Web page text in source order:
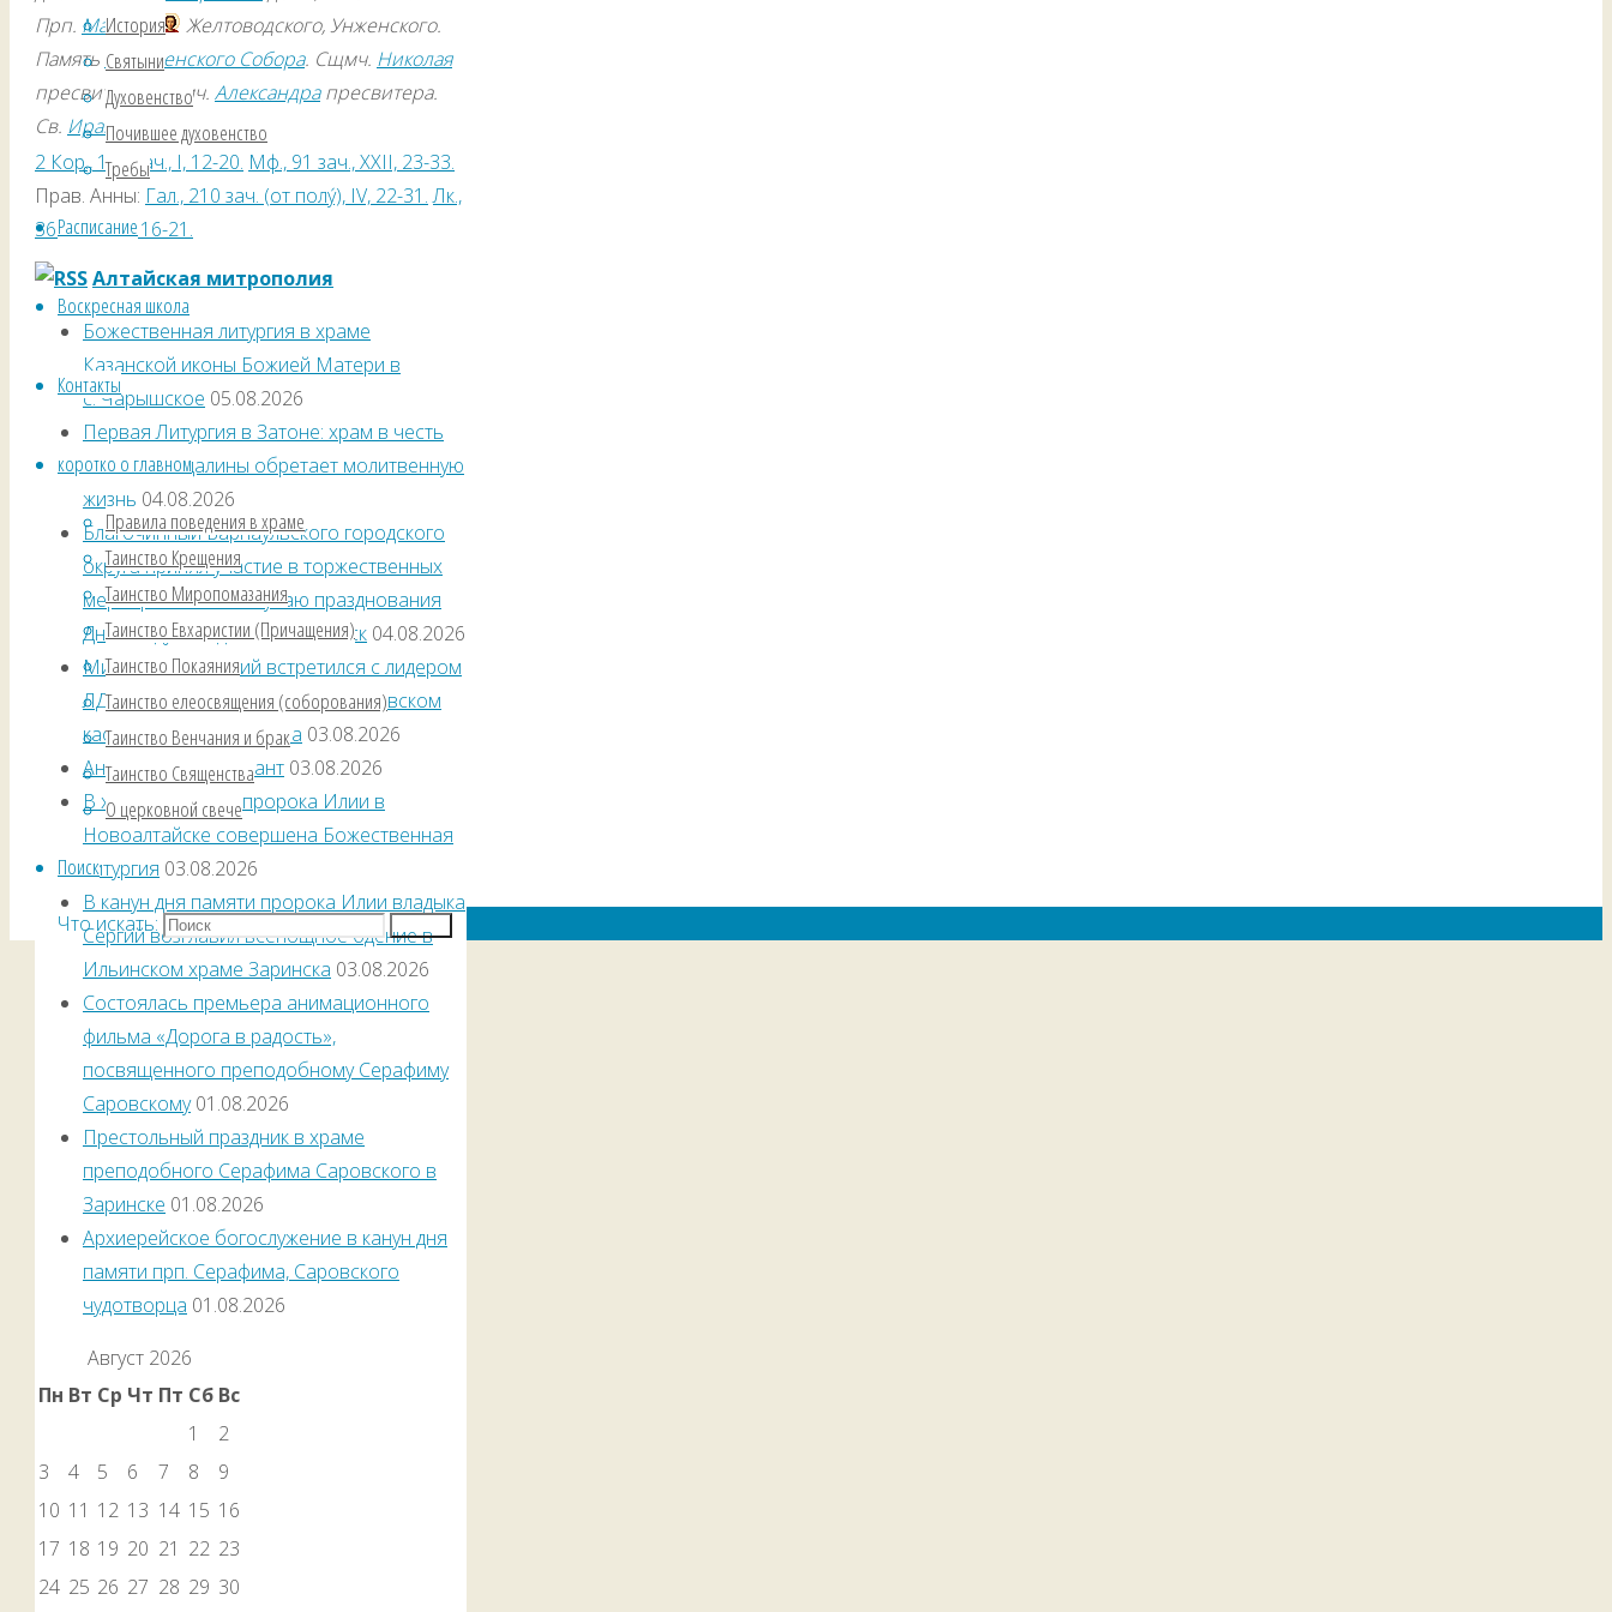
История
Святыни
Духовенство
Почившее духовенство
Требы
Расписание
Воскресная школа
Контакты
коротко о главном
Правила поведения в храме
Таинство Крещения
Таинство Миропомазания
Таинство Евхаристии (Причащения)
Таинство Покаяния
Таинство елеосвящения (соборования)
Таинство Венчания и брак
Таинство Священства
О церковной свече
Поиск
Что искать:
Прп. Макария
Желтоводского, Унженского.
Память V Вселенского Собора. Сщмч. Николая
пресвитера. Сщмч. Александрапресвитера.
Св. Ираидыисп.
2 Кор., 169 зач., I, 12-20. Мф., 91 зач., XXII, 23-33.
Прав. Анны: Гал., 210 зач. (от полу́), IV, 22-31. Лк.,
36 зач., VIII, 16-21.
Алтайская митрополия
Божественная литургия в храме
Казанской иконы Божией Матери в
с. Чарышское 05.08.2026
Первая Литургия в Затоне: храм в честь
Марии Магдалины обретает молитвенную
жизнь 04.08.2026
Благочинный Барнаульского городского
округа принял участие в торжественных
мероприятиях по случаю празднования
Дня Воздушно-десантных войск 04.08.2026
Митрополит Сергий встретился с лидером
ЛДПР Леонидом Слуцким в Покровском
кафедральном Барнаула 03.08.2026
Анимационный десант 03.08.2026
В храме-часовне пророка Илии в
Новоалтайске совершена Божественная
литургия 03.08.2026
В канун дня памяти пророка Илии владыка
Сергий возглавил всенощное бдение в
Ильинском храме Заринска 03.08.2026
Состоялась премьера анимационного
фильма «Дорога в радость»,
посвященного преподобному Серафиму
Саровскому 01.08.2026
Престольный праздник в храме
преподобного Серафима Саровского в
Заринске 01.08.2026
Архиерейское богослужение в канун дня
памяти прп. Серафима, Саровского
чудотворца 01.08.2026
Август 2026
Пн Вт Ср Чт Пт Сб Вс
1
2
3
4 5 6 7 8
9
10 11 12 13 14 15 16
17 18 19 20 21 22 23
24 25 26 27 28 29 30